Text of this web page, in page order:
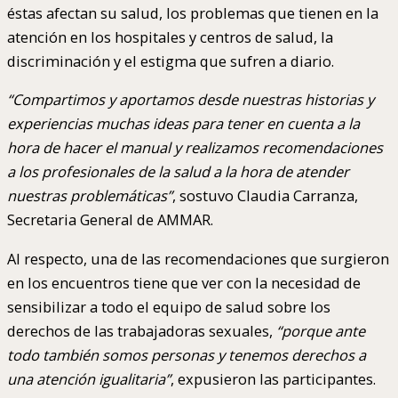
éstas afectan su salud, los problemas que tienen en la
atención en los hospitales y centros de salud, la
discriminación y el estigma que sufren a diario.
“Compartimos y aportamos desde nuestras historias y
experiencias muchas ideas para tener en cuenta a la
hora de hacer el manual y realizamos recomendaciones
a los profesionales de la salud a la hora de atender
nuestras problemáticas”, sostuvo Claudia Carranza,
Secretaria General de AMMAR.
Al respecto, una de las recomendaciones que surgieron
en los encuentros tiene que ver con la necesidad de
sensibilizar a todo el equipo de salud sobre los
derechos de las trabajadoras sexuales, “porque ante
todo también somos personas y tenemos derechos a
una atención igualitaria”, expusieron las participantes.